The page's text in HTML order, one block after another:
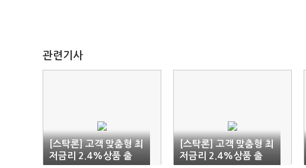
관련기사
[스탁론] 고객 맞춤형 최
저금리 2.4%상품 출
[스탁론] 고객 맞춤형 최
저금리 2.4%상품 출